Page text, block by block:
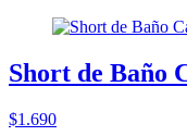
Short de Baño
$1.690